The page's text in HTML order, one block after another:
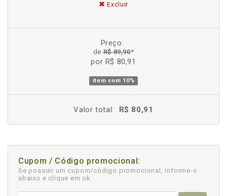
Excluir
Preço:
deR$ 89,90*
por R$ 80,91
item com 10%
Valor total: R$ 80,91
Cupom / Código promocional:
Se possuir um cupom/código promocional, informe-o
abaixo e clique em ok